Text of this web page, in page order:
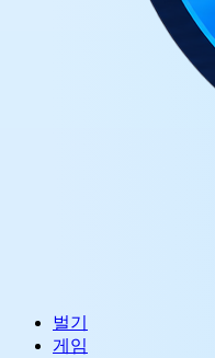
벌기
게임